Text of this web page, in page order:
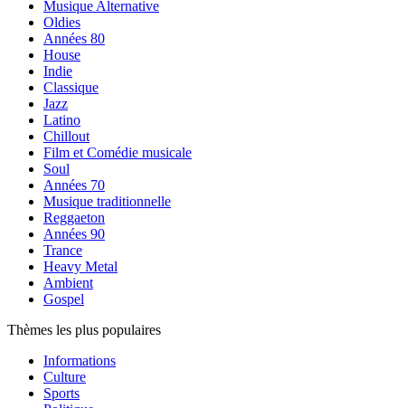
Musique Alternative
Oldies
Années 80
House
Indie
Classique
Jazz
Latino
Chillout
Film et Comédie musicale
Soul
Années 70
Musique traditionnelle
Reggaeton
Années 90
Trance
Heavy Metal
Ambient
Gospel
Thèmes les plus populaires
Informations
Culture
Sports